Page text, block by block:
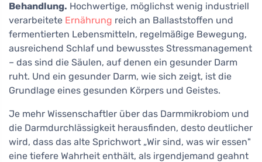
Behandlung. Hochwertige, möglichst wenig industriell
verarbeitete Ernährung reich an Ballaststoffen und
fermentierten Lebensmitteln, regelmäßige Bewegung,
ausreichend Schlaf und bewusstes Stressmanagement
– das sind die Säulen, auf denen ein gesunder Darm
ruht. Und ein gesunder Darm, wie sich zeigt, ist die
Grundlage eines gesunden Körpers und Geistes.
Je mehr Wissenschaftler über das Darmmikrobiom und
die Darmdurchlässigkeit herausfinden, desto deutlicher
wird, dass das alte Sprichwort „Wir sind, was wir essen"
eine tiefere Wahrheit enthält, als irgendjemand geahnt